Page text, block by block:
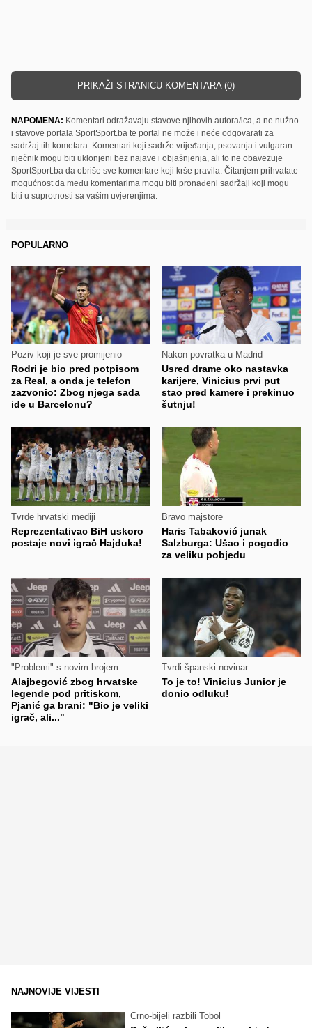
PRIKAŽI STRANICU KOMENTARA (0)
NAPOMENA: Komentari odražavaju stavove njihovih autora/ica, a ne nužno
i stavove portala SportSport.ba te portal ne može i neće odgovarati za
sadržaj tih kometara. Komentari koji sadrže vrijeđanja, psovanja i vulgaran
riječnik mogu biti uklonjeni bez najave i objašnjenja, ali to ne obavezuje
SportSport.ba da obriše sve komentare koji krše pravila. Čitanjem prihvatate
mogućnost da među komentarima mogu biti pronađeni sadržaji koji mogu
biti u suprotnosti sa vašim uvjerenjima.
POPULARNO
Poziv koji je sve promijenio
Rodri je bio pred potpisom
za Real, a onda je telefon
zazvonio: Zbog njega sada
ide u Barcelonu?
Nakon povratka u Madrid
Usred drame oko nastavka
karijere, Vinicius prvi put
stao pred kamere i prekinuo
šutnju!
Tvrde hrvatski mediji
Reprezentativac BiH uskoro
postaje novi igrač Hajduka!
Bravo majstore
Haris Tabaković junak
Salzburga: Ušao i pogodio
za veliku pobjedu
"Problemi" s novim brojem
Alajbegović zbog hrvatske
legende pod pritiskom,
Pjanić ga brani: "Bio je veliki
igrač, ali..."
Tvrdi španski novinar
To je to! Vinicius Junior je
donio odluku!
NAJNOVIJE VIJESTI
Crno-bijeli razbili Tobol